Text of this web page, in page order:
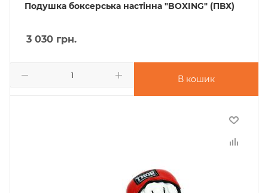
Подушка боксерська настінна "BOXING" (ПВХ)
3 030 грн.
В кошик